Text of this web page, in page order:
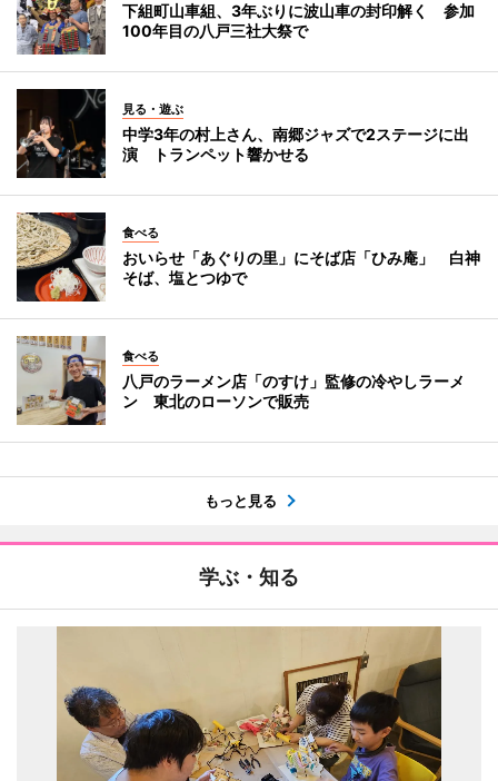
下組町山車組、3年ぶりに波山車の封印解く 参加
100年目の八戸三社大祭で
見る・遊ぶ
中学3年の村上さん、南郷ジャズで2ステージに出
演 トランペット響かせる
食べる
おいらせ「あぐりの里」にそば店「ひみ庵」 白神
そば、塩とつゆで
食べる
八戸のラーメン店「のすけ」監修の冷やしラーメ
ン 東北のローソンで販売
もっと見る
学ぶ・知る